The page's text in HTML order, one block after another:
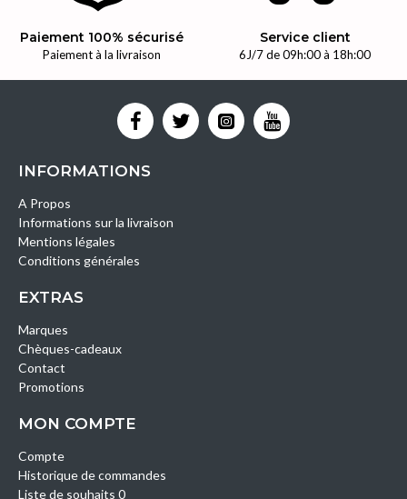
Paiement 100% sécurisé
Paiement à la livraison
Service client
6J/7 de 09h:00 à 18h:00
INFORMATIONS
A Propos
Informations sur la livraison
Mentions légales
Conditions générales
EXTRAS
Marques
Chèques-cadeaux
Contact
Promotions
MON COMPTE
Compte
Historique de commandes
Liste de souhaits 0